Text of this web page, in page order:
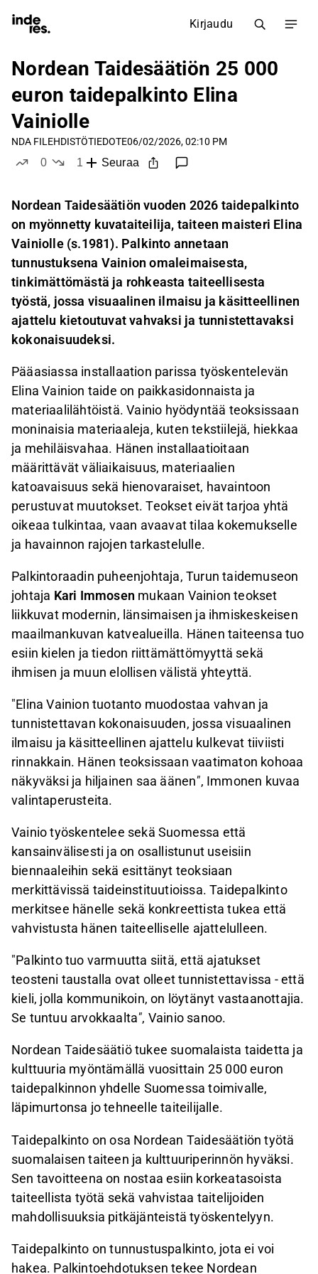
Kirjaudu
Nordean Taidesäätiön 25 000
euron taidepalkinto Elina
Vainiolle
NDA FILEHDISTÖTIEDOTE06/02/2026, 02:10 PM
0
1
Seuraa
Nordean Taidesäätiön vuoden 2026 taidepalkinto
on myönnetty kuvataiteilija, taiteen maisteri Elina
Vainiolle (s.1981). Palkinto annetaan
tunnustuksena Vainion omaleimaisesta,
tinkimättömästä ja rohkeasta taiteellisesta
työstä, jossa visuaalinen ilmaisu ja käsitteellinen
ajattelu kietoutuvat vahvaksi ja tunnistettavaksi
kokonaisuudeksi.
Pääasiassa installaation parissa työskentelevän
Elina Vainion taide on paikkasidonnaista ja
materiaalilähtöistä. Vainio hyödyntää teoksissaan
moninaisia materiaaleja, kuten tekstiilejä, hiekkaa
ja mehiläisvahaa. Hänen installaatioitaan
määrittävät väliaikaisuus, materiaalien
katoavaisuus sekä hienovaraiset, havaintoon
perustuvat muutokset. Teokset eivät tarjoa yhtä
oikeaa tulkintaa, vaan avaavat tilaa kokemukselle
ja havainnon rajojen tarkastelulle.
Palkintoraadin puheenjohtaja, Turun taidemuseon
johtaja Kari Immosen mukaan Vainion teokset
liikkuvat modernin, länsimaisen ja ihmiskeskeisen
maailmankuvan katvealueilla. Hänen taiteensa tuo
esiin kielen ja tiedon riittämättömyyttä sekä
ihmisen ja muun elollisen välistä yhteyttä.
"Elina Vainion tuotanto muodostaa vahvan ja
tunnistettavan kokonaisuuden, jossa visuaalinen
ilmaisu ja käsitteellinen ajattelu kulkevat tiiviisti
rinnakkain. Hänen teoksissaan vaatimaton kohoaa
näkyväksi ja hiljainen saa äänen", Immonen kuvaa
valintaperusteita.
Vainio työskentelee sekä Suomessa että
kansainvälisesti ja on osallistunut useisiin
biennaaleihin sekä esittänyt teoksiaan
merkittävissä taideinstituutioissa. Taidepalkinto
merkitsee hänelle sekä konkreettista tukea että
vahvistusta hänen taiteelliselle ajattelulleen.
"Palkinto tuo varmuutta siitä, että ajatukset
teosteni taustalla ovat olleet tunnistettavissa - että
kieli, jolla kommunikoin, on löytänyt vastaanottajia.
Se tuntuu arvokkaalta", Vainio sanoo.
Nordean Taidesäätiö tukee suomalaista taidetta ja
kulttuuria myöntämällä vuosittain 25 000 euron
taidepalkinnon yhdelle Suomessa toimivalle,
läpimurtonsa jo tehneelle taiteilijalle.
Taidepalkinto on osa Nordean Taidesäätiön työtä
suomalaisen taiteen ja kulttuuriperinnön hyväksi.
Sen tavoitteena on nostaa esiin korkeatasoista
taiteellista työtä sekä vahvistaa taitelijoiden
mahdollisuuksia pitkäjänteistä työskentelyyn.
Taidepalkinto on tunnustuspalkinto, jota ei voi
hakea. Palkintoehdotuksen tekee Nordean